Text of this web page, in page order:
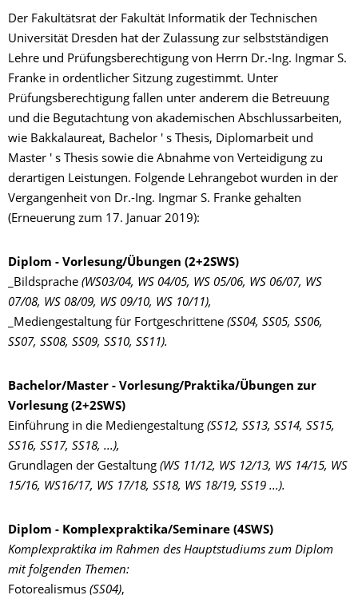
Der Fakultätsrat der Fakultät Informatik der Technischen
Universität Dresden hat der Zulassung zur selbstständigen
Lehre und Prüfungsberechtigung von Herrn Dr.-Ing. Ingmar S.
Franke in ordentlicher Sitzung zugestimmt. Unter
Prüfungsberechtigung fallen unter anderem die Betreuung
und die Begutachtung von akademischen Abschlussarbeiten,
wie Bakkalaureat, Bachelor ' s Thesis, Diplomarbeit und
Master ' s Thesis sowie die Abnahme von Verteidigung zu
derartigen Leistungen. Folgende Lehrangebot wurden in der
Vergangenheit von Dr.-Ing. Ingmar S. Franke gehalten
(Erneuerung zum 17. Januar 2019):
Diplom - Vorlesung/Übungen (2+2SWS)
_Bildsprache (WS03/04, WS 04/05, WS 05/06, WS 06/07, WS
07/08, WS 08/09, WS 09/10, WS 10/11),
_Mediengestaltung für Fortgeschrittene (SS04, SS05, SS06,
SS07, SS08, SS09, SS10, SS11).
Bachelor/Master - Vorlesung/Praktika/Übungen zur
Vorlesung (2+2SWS)
Einführung in die Mediengestaltung (SS12, SS13, SS14, SS15,
SS16, SS17, SS18, ...),
Grundlagen der Gestaltung (WS 11/12, WS 12/13, WS 14/15, WS
15/16, WS16/17, WS 17/18, SS18, WS 18/19, SS19 ...).
Diplom - Komplexpraktika/Seminare (4SWS)
Komplexpraktika im Rahmen des Hauptstudiums zum Diplom
mit folgenden Themen:
Fotorealismus (SS04),